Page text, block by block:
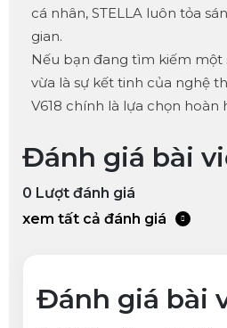
cá nhân, STELLA luôn tỏa
gian.
Nếu bạn đang tìm kiếm
vừa là sự kết tinh của nghệ
V618 chính là lựa chọn hoàn
Đánh giá bài
0 Lượt đánh giá
xem tất cả đánh giá
Đánh giá bài